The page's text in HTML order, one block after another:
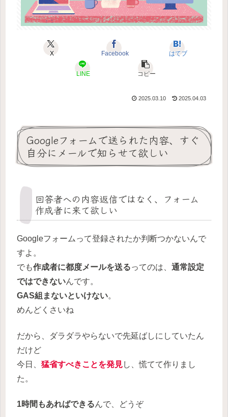
X Facebook はてブ
LINE コピー
2025.03.10 2025.04.03
Googleフォームで送られた内容、すぐ
自分にメールで知らせて欲しい
回答者への内容返信ではなく、フォーム
作成者に来て欲しい
Googleフォームって登録されたか判断つかないんで
すよ。
でも作成者に都度メールを送るってのは、 通常設定
ではできないんです。
GAS組まないといけない。
めんどくさいね
だから、ダラダラやらないで先延ばしにしていたん
だけど
今日、 猛省すべきことを発見し、慌てて作りまし
た。
1時間もあればできるんで、どうぞ